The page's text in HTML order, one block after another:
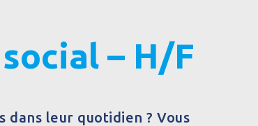
– H/F
dans leur quotidien ? Vous